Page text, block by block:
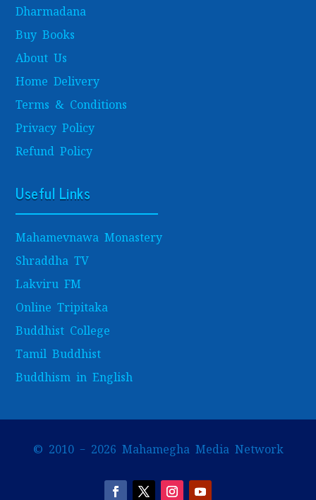
Dharmadana
Buy Books
About Us
Home Delivery
Terms & Conditions
Privacy Policy
Refund Policy
Useful Links
Mahamevnawa Monastery
Shraddha TV
Lakviru FM
Online Tripitaka
Buddhist College
Tamil Buddhist
Buddhism in English
© 2010 – 2026 Mahamegha Media Network